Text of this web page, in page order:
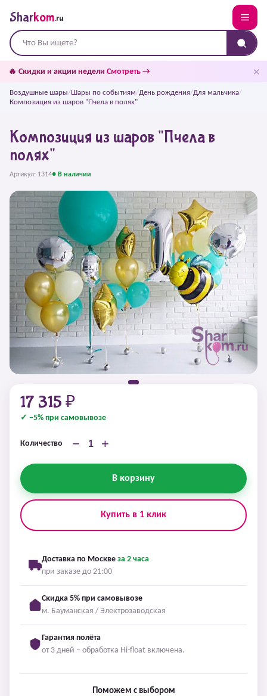
Sharkom.ru
🔥 Скидки и акции недели Смотреть → ✕
Воздушные шары/Шары по событиям/День рождения/Для мальчика/
Композиция из шаров "Пчела в полях"
Композиция из шаров "Пчела в
полях"
Артикул: 1314● В наличии
17 315 ₽
✓ −5% при самовывозе
Количество − +
В корзину
Купить в 1 клик
Доставка по Москве за 2 часа
при заказе до 21:00
Скидка 5% при самовывозе
м. Бауманская / Электрозаводская
Гарантия полёта
от 3 дней – обработка Hi-float включена.
Поможем с выбором